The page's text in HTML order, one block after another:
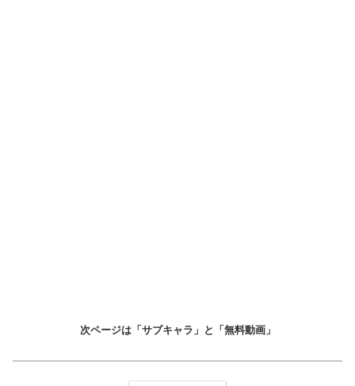
次ページは「サブキャラ」と「無料動画」